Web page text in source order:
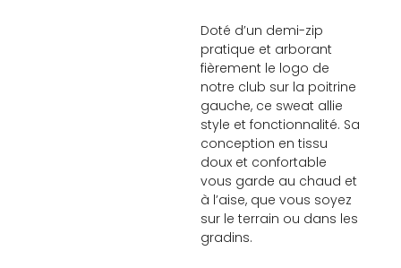
Doté d’un demi-zip
pratique et arborant
fièrement le logo de
notre club sur la poitrine
gauche, ce sweat allie
style et fonctionnalité. Sa
conception en tissu
doux et confortable
vous garde au chaud et
à l’aise, que vous soyez
sur le terrain ou dans les
gradins.